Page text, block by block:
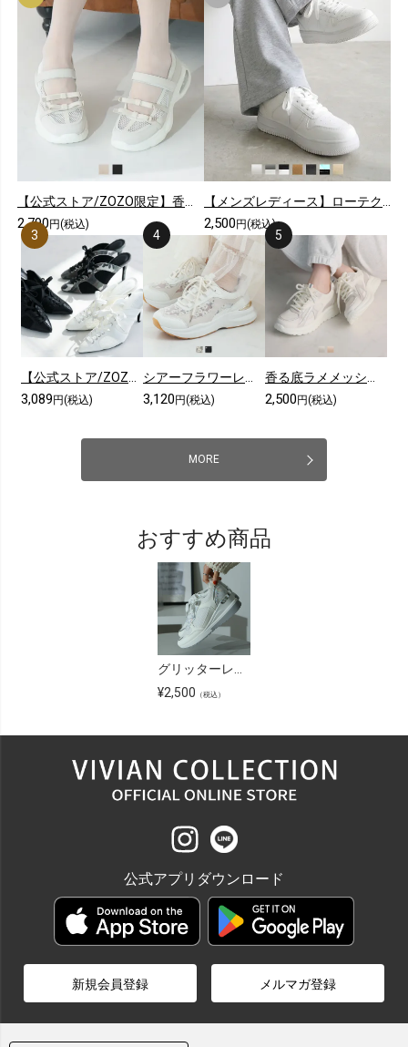
2,790 円(税込) 2,500 円(税込)
3,089 円(税込) 3,120 円(税込) 2,500 円(税込)
MORE
おすすめ商品
¥2,500 （税込）
公式アプリダウンロード
新規会員登録 メルマガ登録